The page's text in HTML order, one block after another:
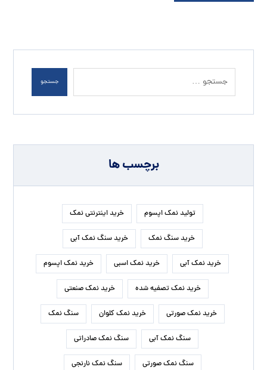
جستجو
برچسب ها
تولید نمک اپسوم خرید اینترنتی نمک
خرید سنگ نمک خرید سنگ نمک آبی
خرید نمک آبی خرید نمک اسبی خرید نمک اپسوم
خرید نمک تصفیه شده خرید نمک صنعتی
خرید نمک صورتی خرید نمک کلوان سنگ نمک
سنگ نمک آبی سنگ نمک صادراتی
سنگ نمک صورتی سنگ نمک نارنجی